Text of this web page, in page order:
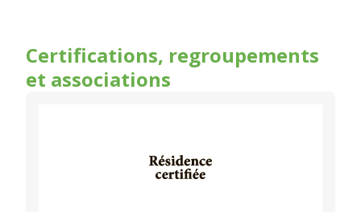
Certifications, regroupements
et associations